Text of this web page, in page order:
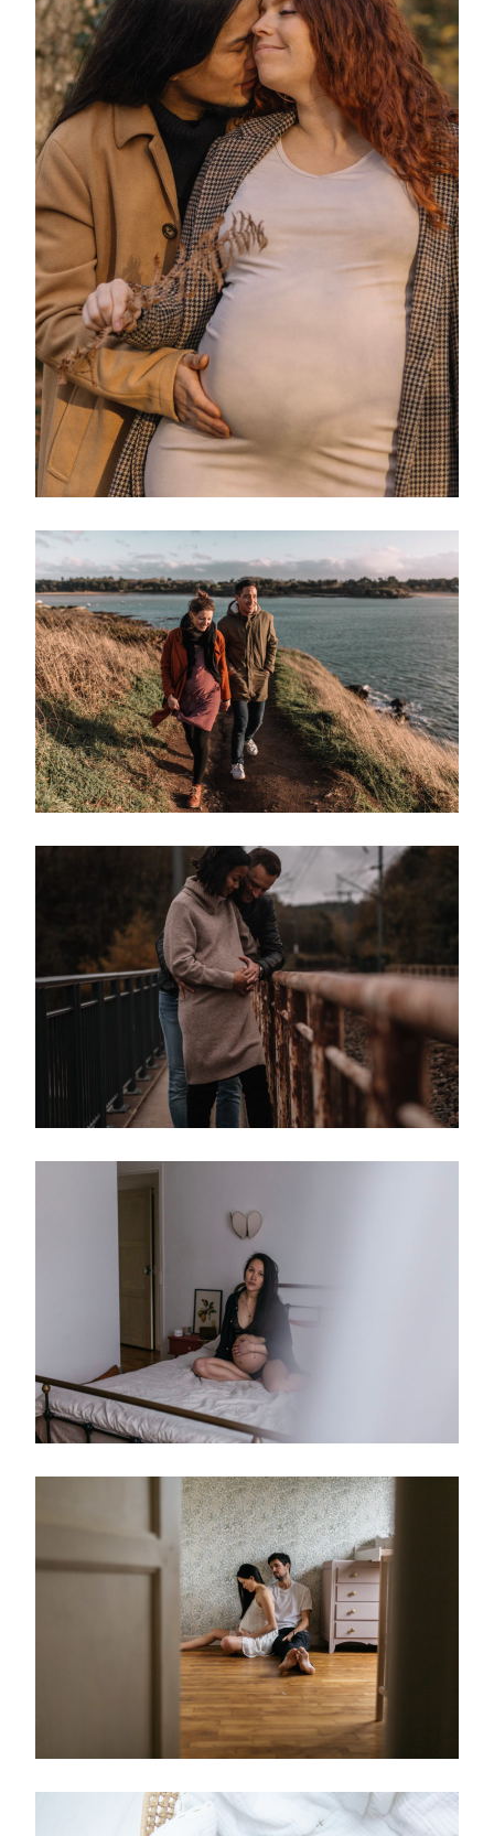
A Propos
Prestations
Portfolio
Journal
Contact
Professionnels